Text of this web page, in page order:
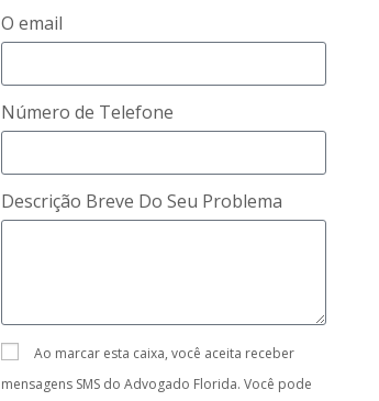
O email
Número de Telefone
Descrição Breve Do Seu Problema
Ao marcar esta caixa, você aceita receber
mensagens SMS do Advogado Florida. Você pode